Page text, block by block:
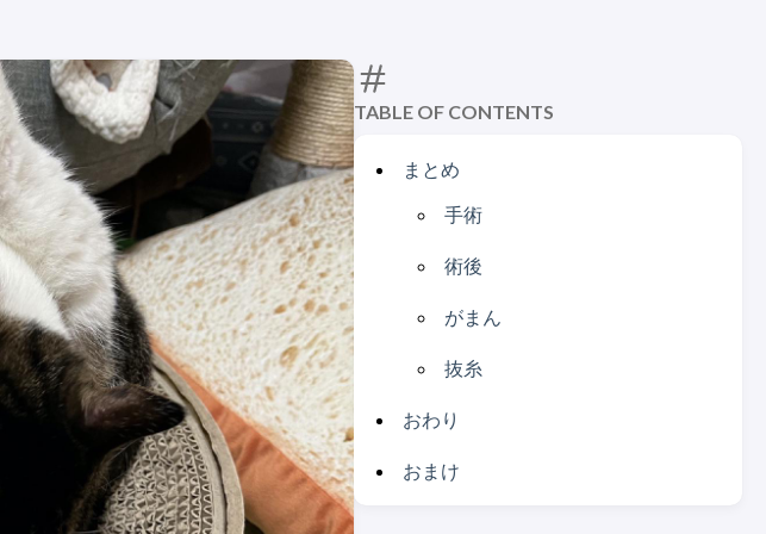
TABLE OF CONTENTS
まとめ
手術
術後
がまん
抜糸
おわり
おまけ